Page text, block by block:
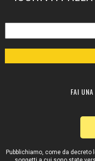
FAI
Pubblichiamo, come da decreto